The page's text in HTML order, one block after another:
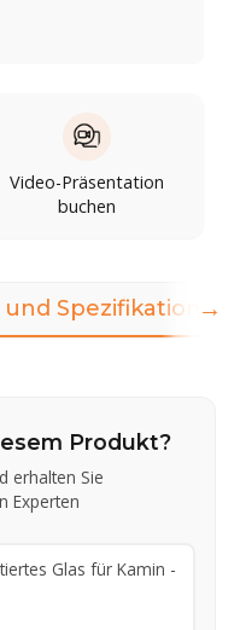
Video-Präsentation
buchen
Spezifikationen
Produkt?
erhalten Sie
Experten
Glas für Kamin -
→